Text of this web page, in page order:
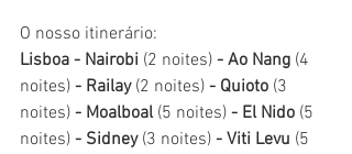
O nosso itinerário:
Lisboa - Nairobi (2 noites) - Ao Nang (4
noites) - Railay (2 noites) - Quioto (3
noites) - Moalboal (5 noites) - El Nido (5
noites) - Sidney (3 noites) - Viti Levu (5